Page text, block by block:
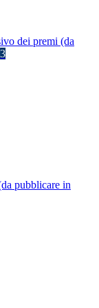
dei premi (da
3
pubblicare in